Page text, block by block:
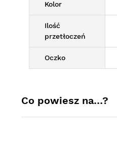
Kolor
Ilość
przetłoczeń
Oczko
Co powiesz na…?